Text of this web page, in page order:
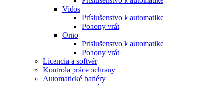
Vidos
Príslušenstvo k automatike
Pohony vrát
Orno
Príslušenstvo k automatike
Pohony vrát
Licencia a softvér
Kontrola práce ochrany
Automatické bariéry